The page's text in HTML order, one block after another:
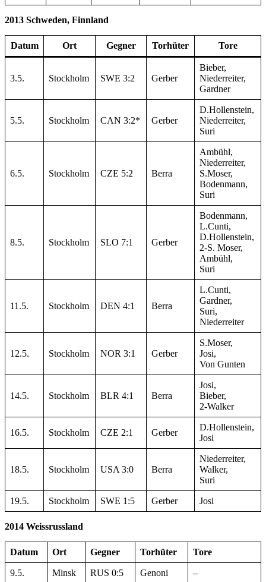
2013 Schweden, Finnland
Datum Ort Gegner Torhüter Tore
3.5. Stockholm SWE 3:2 Gerber
Bieber,
Niederreiter,
Gardner
5.5. Stockholm CAN 3:2* Gerber
D.Hollenstein,
Niederreiter,
Suri
6.5. Stockholm CZE 5:2 Berra
Ambühl,
Niederreiter,
S.Moser,
Bodenmann,
Suri
8.5. Stockholm SLO 7:1 Gerber
Bodenmann,
L.Cunti,
D.Hollenstein,
2-S. Moser,
Ambühl,
Suri
11.5. Stockholm DEN 4:1 Berra
L.Cunti,
Gardner,
Suri,
Niederreiter
12.5. Stockholm NOR 3:1 Gerber
S.Moser,
Josi,
Von Gunten
14.5. Stockholm BLR 4:1 Berra
Josi,
Bieber,
2-Walker
16.5. Stockholm CZE 2:1 Gerber
D.Hollenstein,
Josi
18.5. Stockholm USA 3:0 Berra
Niederreiter,
Walker,
Suri
19.5. Stockholm SWE 1:5 Gerber Josi
2014 Weissrussland
Datum Ort Gegner Torhüter Tore
9.5. Minsk RUS 0:5 Genoni –